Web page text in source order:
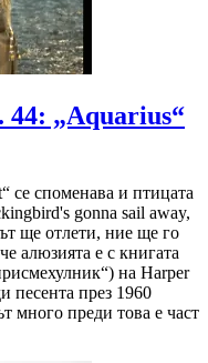
44: „Aquarius“
се споменава и птицата
gonna sail away,
ще отлети, ние ще го
алюзията е с книгата
на Harper
песента през 1960
много преди това е част